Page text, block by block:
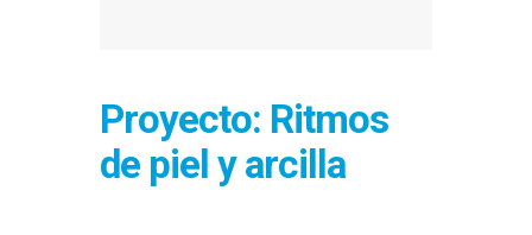
Proyecto: Ritmos
de piel y arcilla